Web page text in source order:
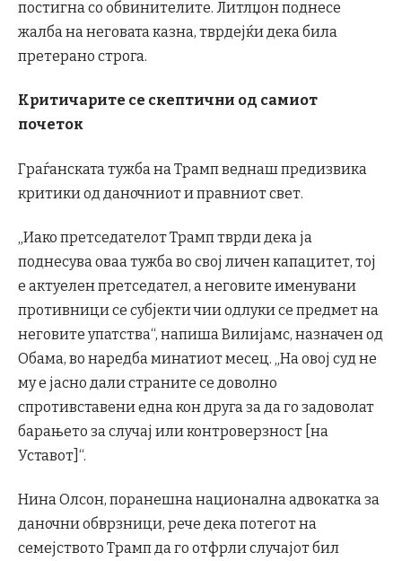
постигна со обвинителите. Литлџон поднесе
жалба на неговата казна, тврдејќи дека била
претерано строга.
Критичарите се скептични од самиот
почеток
Граѓанската тужба на Трамп веднаш предизвика
критики од даночниот и правниот свет.
„Иако претседателот Трамп тврди дека ја
поднесува оваа тужба во свој личен капацитет, тој
е актуелен претседател, а неговите именувани
противници се субјекти чии одлуки се предмет на
неговите упатства“, напиша Вилијамс, назначен од
Обама, во наредба минатиот месец. „На овој суд не
му е јасно дали страните се доволно
спротивставени една кон друга за да го задоволат
барањето за случај или контроверзност [на
Уставот]“.
Нина Олсон, поранешна национална адвокатка за
даночни обврзници, рече дека потегот на
семејството Трамп да го отфрли случајот бил